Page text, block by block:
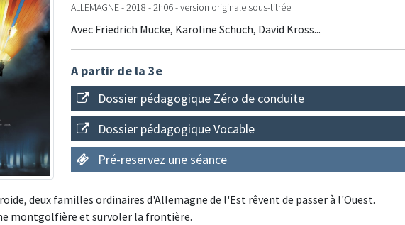
ALLEMAGNE - 2018 - 2h06 - version originale sous-titrée
Avec Friedrich Mücke, Karoline Schuch, David Kross...
A partir de la 3e
Dossier pédagogique Zéro de conduite
Dossier pédagogique Vocable
Pré-reservez une séance
deux familles ordinaires d'Allemagne de l'Est rêvent de passer à l'Ouest.
montgolfière et survoler la frontière.